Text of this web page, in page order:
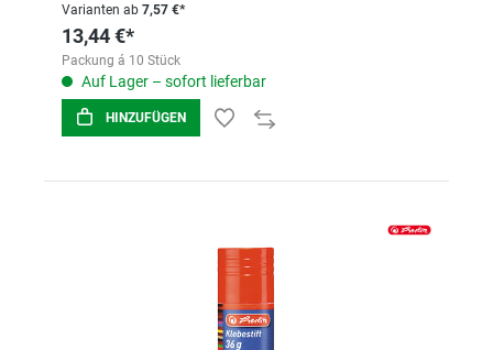
Varianten ab 7,57 €*
13,44 €*
Packung á 10 Stück
Auf Lager – sofort lieferbar
HINZUFÜGEN